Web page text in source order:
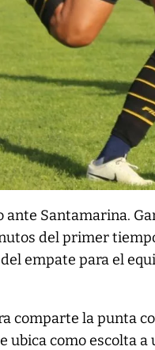
ante Santamarina.
del primer
empate para el
comparte la punta
ubica como escolta a